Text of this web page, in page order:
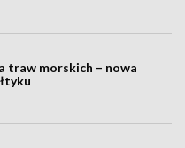
traw morskich – nowa